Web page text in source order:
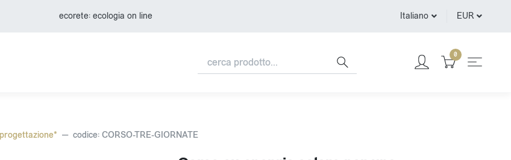
ecorete: ecologia on line Italiano EUR
0
codice: CORSO-TRE-GIORNATE